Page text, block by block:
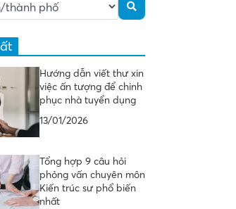
Hướng dẫn viết thư xin
việc ấn tượng để chinh
phục nhà tuyển dụng
13/01/2026
Tổng hợp 9 câu hỏi
phỏng vấn chuyên môn
Kiến trúc sư phổ biến
nhất